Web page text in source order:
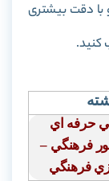
با دقت بیشتری
کنید.
حرفه اي
فرهنگي –
فرهنگي